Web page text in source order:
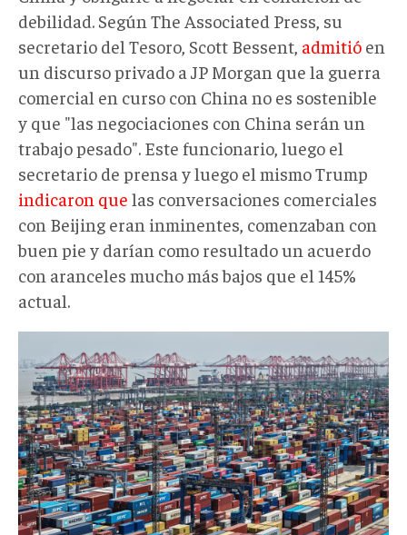
debilidad. Según The Associated Press, su
secretario del Tesoro, Scott Bessent, admitió en
un discurso privado a JP Morgan que la guerra
comercial en curso con China no es sostenible
y que "las negociaciones con China serán un
trabajo pesado". Este funcionario, luego el
secretario de prensa y luego el mismo Trump
indicaron que las conversaciones comerciales
con Beijing eran inminentes, comenzaban con
buen pie y darían como resultado un acuerdo
con aranceles mucho más bajos que el 145%
actual.
aerial-
view-
shows-
cargo-
containers-
103049706.jpg